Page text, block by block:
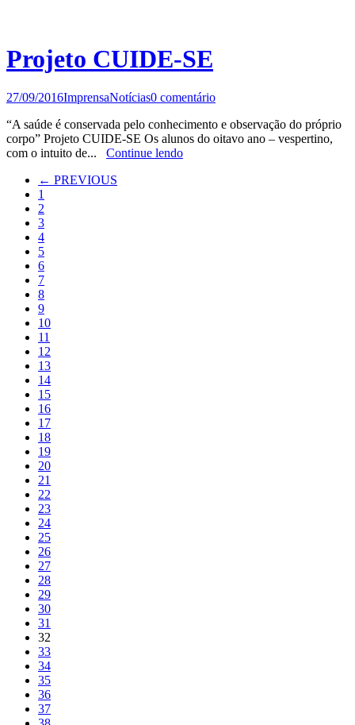
Projeto CUIDE-SE
27/09/2016ImprensaNotícias0 comentário
“A saúde é conservada pelo conhecimento e observação do próprio
corpo” Projeto CUIDE-SE Os alunos do oitavo ano – vespertino,
com o intuito de... Continue lendo
← PREVIOUS
1
2
3
4
5
6
7
8
9
10
11
12
13
14
15
16
17
18
19
20
21
22
23
24
25
26
27
28
29
30
31
32
33
34
35
36
37